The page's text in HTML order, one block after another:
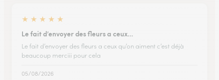
★ ★ ★ ★ ★
Le fait d’envoyer des fleurs a ceux…
Le fait d’envoyer des fleurs a ceux qu’on aiment c’est déjà
beaucoup merciii pour cela
05/08/2026